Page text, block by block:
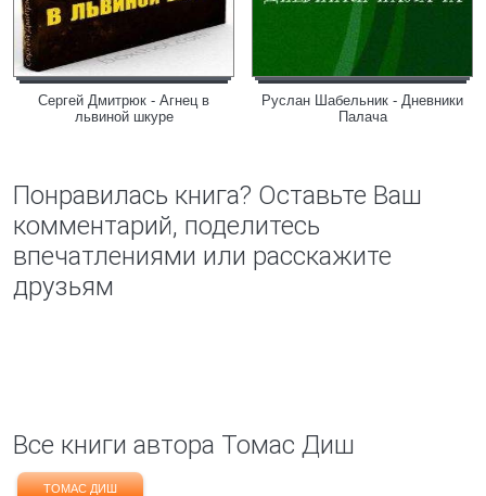
Сергей Дмитрюк - Агнец в
львиной шкуре
Руслан Шабельник - Дневники
Палача
Понравилась книга? Оставьте Ваш
комментарий, поделитесь
впечатлениями или расскажите
друзьям
Все книги автора Томас Диш
ТОМАС ДИШ